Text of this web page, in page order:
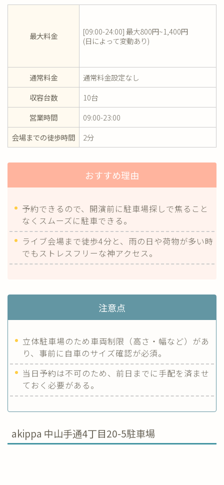
最大料金
[09:00-24:00] 最大800円~1,400円
(日によって変動あり)
通常料金
通常料金設定なし
収容台数
10台
営業時間
09:00-23:00
会場までの徒歩時間
2分
おすすめ理由
予約できるので、開演前に駐車場探しで焦ること
なくスムーズに駐車できる。
ライブ会場まで徒歩4分と、雨の日や荷物が多い時
でもストレスフリーな神アクセス。
注意点
立体駐車場のため車両制限（高さ・幅など）があ
り、事前に自車のサイズ確認が必須。
当日予約は不可のため、前日までに手配を済ませ
ておく必要がある。
akippa 中山手通4丁目20-5駐車場